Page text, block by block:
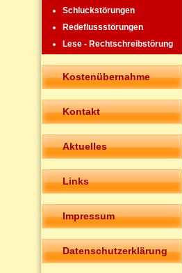
Schluckstörungen
Redeflussstörungen
Lese - Rechtschreibstörung
Kostenübernahme
Kontakt
Aktuelles
Links
Impressum
Datenschutzerklärung